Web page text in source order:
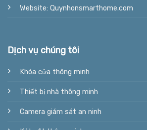
Website: Quynhonsmarthome.com
Dịch vụ chúng tôi
Khóa cửa thông minh
Thiết bị nhà thông minh
Camera giám sát an ninh